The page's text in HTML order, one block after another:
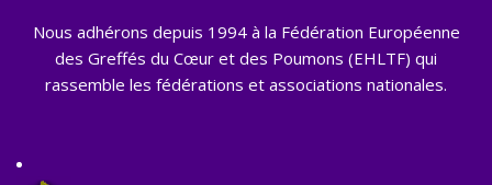
Nous adhérons depuis 1994 à la Fédération Européenne
des Greffés du Cœur et des Poumons (EHLTF) qui
rassemble les fédérations et associations nationales.